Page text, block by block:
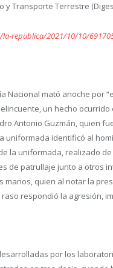
y Transporte Terrestre
republica/2021/10/10/
Nacional mató anoche por
un hecho ocurrido
Antonio Guzmán, quien
uniformada identificó al
la uniformada, realizado
de patrullaje junto a otros
manos, quien al notar la
respondió la agresión,
por los